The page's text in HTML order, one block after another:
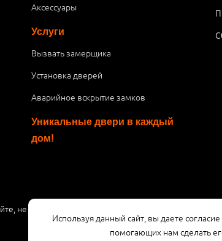
Используя данный сайт, вы даете
помогающих нам сделать
Аксессуары
Услуги
Вызвать замерщика
Установка дверей
Аварийное вскрытие замков
Уникальные двери в каждый
дом!
не является публичной офертой или рекламой,